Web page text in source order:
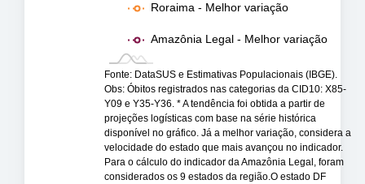
Roraima - Melhor variação
Amazônia Legal - Melhor variação
Fonte: DataSUS e Estimativas Populacionais (IBGE).
Obs: Óbitos registrados nas categorias da CID10: X85-
Y09 e Y35-Y36. * A tendência foi obtida a partir de
projeções logísticas com base na série histórica
disponível no gráfico. Já a melhor variação, considera a
velocidade do estado que mais avançou no indicador.
Para o cálculo do indicador da Amazônia Legal, foram
considerados os 9 estados da região.O estado DF